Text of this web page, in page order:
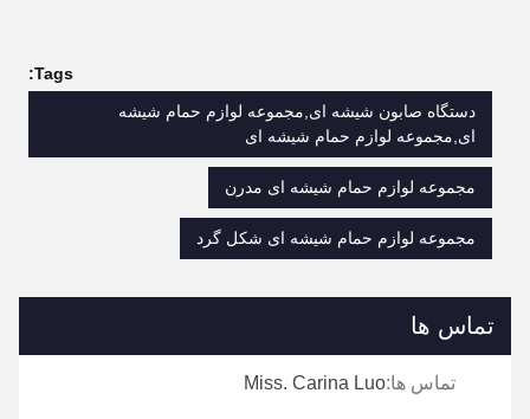
Tags:
دستگاه صابون شیشه ای,مجموعه لوازم حمام شیشه
ای,مجموعه لوازم حمام شیشه ای
مجموعه لوازم حمام شیشه ای مدرن
مجموعه لوازم حمام شیشه ای شکل گرد
تماس ها
تماس ها:Miss. Carina Luo